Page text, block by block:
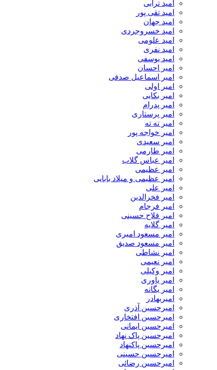
امید ترابی
امید تقی پور
امید جهان
امید خسروجردی
امید علومی
امید نفری
امید یوسفی
امیر احسان
امیر اسماعیل صدفی
امیر اولی
امیر بکایی
امیر پدرام
امیر پرستاری
امیر ته ته
امیر خواجه پور
امیر سعیدی
امیر طارمی
امیر عباس گلاب
امیر عظیمی
امیر عظیمی و میلاد بابایی
امیر علی
امیر فخرالدین
امیر فرجام
امیر فلاح حسینی
امیر گلایه
امیر مسعود امیری
امیر مسعود صدیق
امیر نشاطی
امیر نعیمی
امیر وکیلی
امیر یاوری
امیر یگانه
امیربهادر
امیرحسین آذری
امیرحسین افتخاری
امیرحسین ایمانی
امیرحسین پاک نهاد
امیرحسین پاکنهاد
امیرحسین حسینی
امیرحسین رضائی